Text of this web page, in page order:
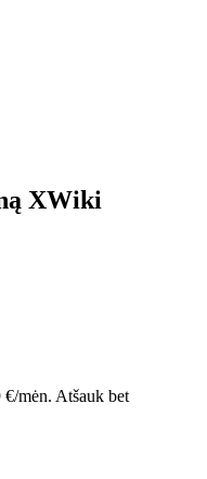
XWiki
€/mėn. Atšauk bet